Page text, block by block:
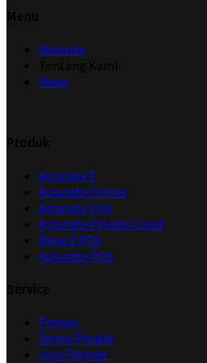
Beranda
News
Accurate 5
Accurate Online
Accurate Lite
Accurate Private Cloud
Rene 2 POS
Accurate POS
Promo
Demo Produk
Join Partner